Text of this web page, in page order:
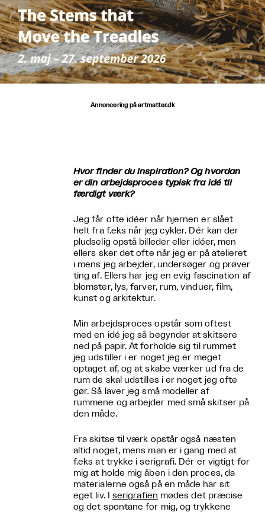
Annoncering på artmatter.dk
Hvor finder du inspiration? Og hvordan
er din arbejdsproces typisk fra idé til
færdigt værk?
Jeg får ofte idéer når hjernen er slået
helt fra f.eks når jeg cykler. Dér kan der
pludselig opstå billeder eller idéer, men
ellers sker det ofte når jeg er på atelieret
i mens jeg arbejder, undersøger og prøver
ting af. Ellers har jeg en evig fascination af
blomster, lys, farver, rum, vinduer, film,
kunst og arkitektur.
Min arbejdsproces opstår som oftest
med en idé jeg så begynder at skitsere
ned på papir. At forholde sig til rummet
jeg udstiller i er noget jeg er meget
optaget af, og at skabe værker ud fra de
rum de skal udstilles i er noget jeg ofte
gør. Så laver jeg små modeller af
rummene og arbejder med små skitser på
den måde.
Fra skitse til værk opstår også næsten
altid noget, mens man er i gang med at
f.eks at trykke i serigrafi. Dér er vigtigt for
mig at holde mig åben i den proces, da
materialerne også på en måde har sit
eget liv. I serigrafien mødes det præcise
og det spontane for mig, og trykkene